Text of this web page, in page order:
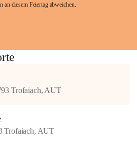
an diesem Feiertag abweichen.
Trofaiach, AUT
Trofaiach, AUT